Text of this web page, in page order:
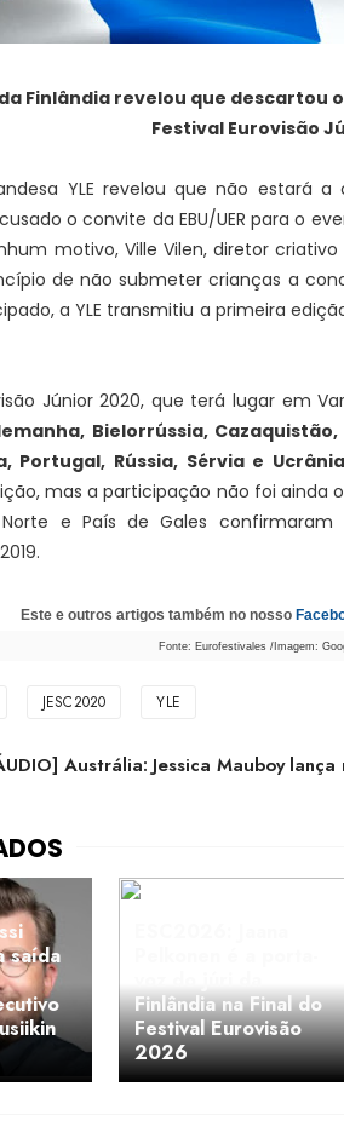
Finlândia revelou que descartou
Festival Eurovisão
YLE revelou que não estará a
o convite da EBU/UER para o
motivo, Ville Vilen, diretor
de não submeter crianças a
a YLE transmitiu a primeira
Júnior 2020, que terá lugar em
Bielorrússia,
Portugal, Rússia, Sérvia e Ucrânia
mas a participação não foi ainda
e País de Gales
Este e outros artigos também no nosso
Fonte: Eurofestivales /Imagem:
JESC2020 YLE
Austrália: Jessica Mauboy
saída
Finlândia na Final do
Festival Eurovisão
2026